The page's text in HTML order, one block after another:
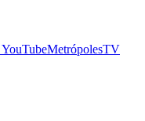
YouTubeMetrópolesTV